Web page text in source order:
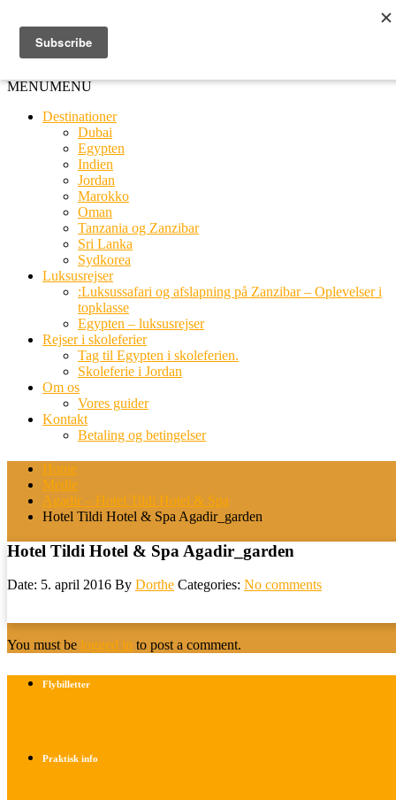
MENUMENU
Destinationer
Dubai
Egypten
Indien
Jordan
Marokko
Oman
Tanzania og Zanzibar
Sri Lanka
Sydkorea
Luksusrejser
:Luksussafari og afslapning på Zanzibar – Oplevelser i
topklasse
Egypten – luksusrejser
Rejser i skoleferier
Tag til Egypten i skoleferien.
Skoleferie i Jordan
Om os
Vores guider
Kontakt
Betaling og betingelser
Home
Medie
Agadir – Hotel Tildi Hotel & Spa
Hotel Tildi Hotel & Spa Agadir_garden
Hotel Tildi Hotel & Spa Agadir_garden
Date: 5. april 2016 By Dorthe Categories: No comments
You must be logged in to post a comment.
Flybilletter
Praktisk info